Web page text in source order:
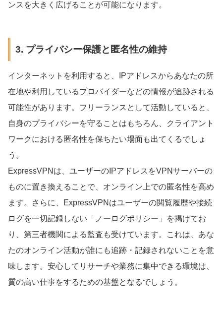
ンスを大きく広げることが可能になります。
3. プライバシー保護と匿名性の維持
インターネットを利用すると、IPアドレスからあなたの所
在地や利用しているプロバイダーなどの情報が追跡される
可能性があります。フリーランスとして活動していると、
自身のプライバシーを守ることはもちろん、クライアント
ワークにおける匿名性を保ちたい場面も出てくるでしょ
う。
ExpressVPNは、ユーザーのIPアドレスをVPNサーバーの
ものに置き換えることで、オンライン上での匿名性を高め
ます。さらに、ExpressVPNはユーザーの閲覧履歴や接続
ログを一切記録しない「ノーログポリシー」を掲げてお
り、第三者機関による監査も受けています。これは、あな
たのオンライン活動が誰にも追跡・記録されないことを意
味します。安心してリサーチや業務に集中できる環境は、
質の高い仕事をするための基盤となるでしょう。